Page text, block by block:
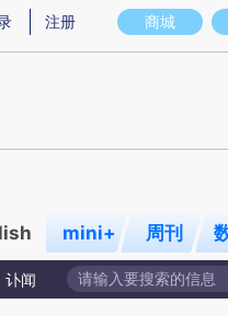
图存在偏差。不代表财新观点和
商城
注册
mini+ 周刊
讣闻